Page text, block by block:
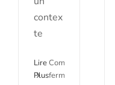
contex
te
Lire
Plus
Commentaires
fermés
Féminiser
l’industrie